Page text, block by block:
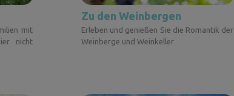
mit
nicht
Zu den Weinbergen
Erleben und genießen Sie die Romantik der
Weinberge und Weinkeller